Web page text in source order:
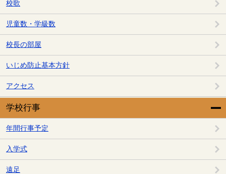
校歌
児童数・学級数
校長の部屋
いじめ防止基本方針
アクセス
学校行事
年間行事予定
入学式
遠足